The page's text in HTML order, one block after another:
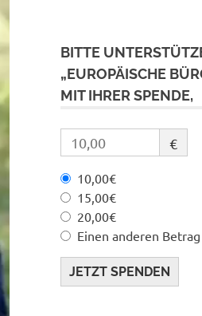
BITTE
„EUROPÄISCHE
MIT IHRER SPENDE,
€
10,00€
15,00€
20,00€
Einen anderen
JETZT SPENDEN